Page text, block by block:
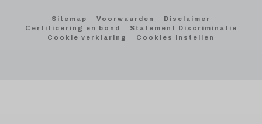
Sitemap Voorwaarden
Disclaimer
Certificering en bond
Statement Discriminatie
Cookie verklaring
Cookies instellen